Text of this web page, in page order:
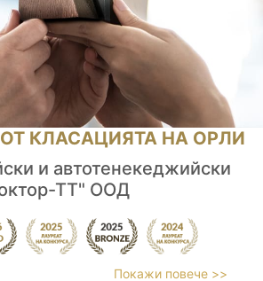
КЛАСАЦИЯТА НА ОРЛИ
и автотенекеджийски
ТТ" ООД
Покажи повече >>